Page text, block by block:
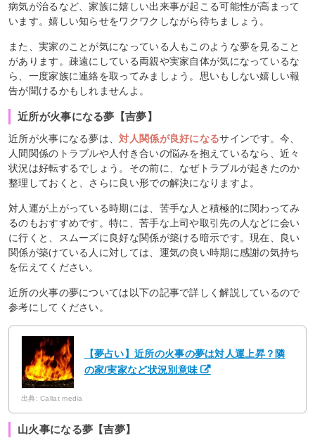
病気が治るなど、家族に嬉しい出来事が起こる可能性が高まって
います。嬉しい知らせをワクワクしながら待ちましょう。
また、実家のことが気になっている人もこのような夢を見ること
があります。疎遠にしている両親や実家自体が気になっているな
ら、一度家族に連絡を取ってみましょう。思いもしない嬉しい報
告が聞けるかもしれませんよ。
近所が火事になる夢【吉夢】
近所が火事になる夢は、対人関係が良好になるサインです。今、
人間関係のトラブルや人付き合いの悩みを抱えているなら、近々
状況は好転するでしょう。その前に、なぜトラブルが起きたのか
整理しておくと、さらに良い形での解決になりますよ。
対人運が上がっている時期には、苦手な人と積極的に関わってみ
るのもおすすめです。特に、苦手な上司や取引先の人などに会い
に行くと、スムーズに良好な関係が築ける暗示です。現在、良い
関係が築けている人に対しては、運気の良い時期に感謝の気持ち
を伝えてください。
近所の火事の夢については以下の記事で詳しく解説しているので
参考にしてください。
【夢占い】近所の火事の夢は対人運上昇？隣
の家/実家など状況別意味
出典: Callat media
山火事になる夢【吉夢】